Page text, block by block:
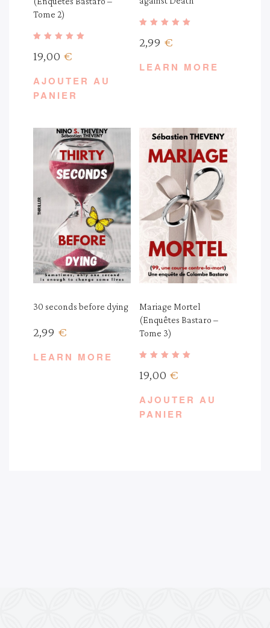
Tome 2)
4.60
sur 5
19,00 €
AJOUTER AU
PANIER
5.00
sur 5
2,99 €
LEARN MORE
30 seconds before dying
2,99 €
LEARN MORE
Mariage Mortel
(Enquêtes Bastaro –
Tome 3)
5.00
sur 5
19,00 €
AJOUTER AU
PANIER